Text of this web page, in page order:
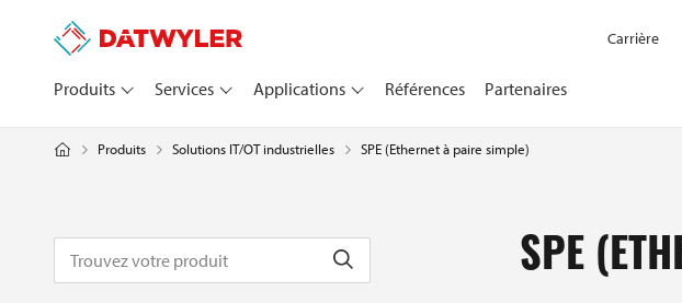
Produits Services Applications Références Partenaires
Carrière
Produits Solutions IT/OT industrielles SPE (Ethernet à paire simple)
SPE